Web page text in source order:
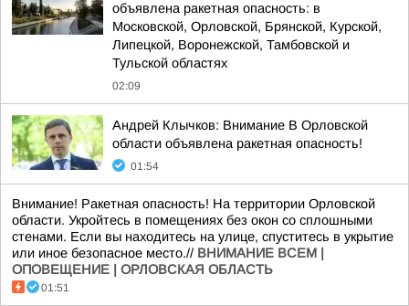
объявлена ракетная опасность: в
Московской, Орловской, Брянской, Курской,
Липецкой, Воронежской, Тамбовской и
Тульской областях
02:09
Андрей Клычков: Внимание В Орловской
области объявлена ракетная опасность!
01:54
Внимание! Ракетная опасность! На территории Орловской
области. Укройтесь в помещениях без окон со сплошными
стенами. Если вы находитесь на улице, спуститесь в укрытие
или иное безопасное место.// ВНИМАНИЕ ВСЕМ |
ОПОВЕЩЕНИЕ | ОРЛОВСКАЯ ОБЛАСТЬ
01:51